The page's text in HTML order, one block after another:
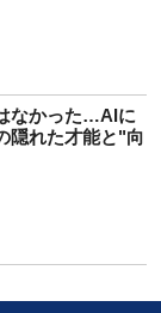
なかった…AIに
隠れた才能と"向